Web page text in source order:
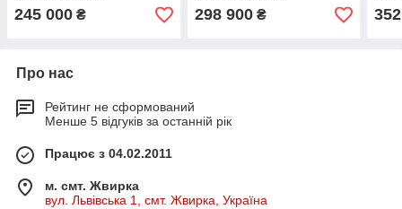
245 000 ₴ 298 900₴
Про нас
Рейтинг не сформований
Менше 5 відгуків за останній рік
Працює з 04.02.2011
м. смт. Жвирка
вул. Львівська 1, смт. Жвирка, Україна